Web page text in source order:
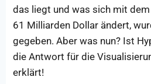
das liegt und was sich mit
61 Milliarden Dollar ändert,
gegeben. Aber was nun? Ist
die Antwort für die
erklärt!